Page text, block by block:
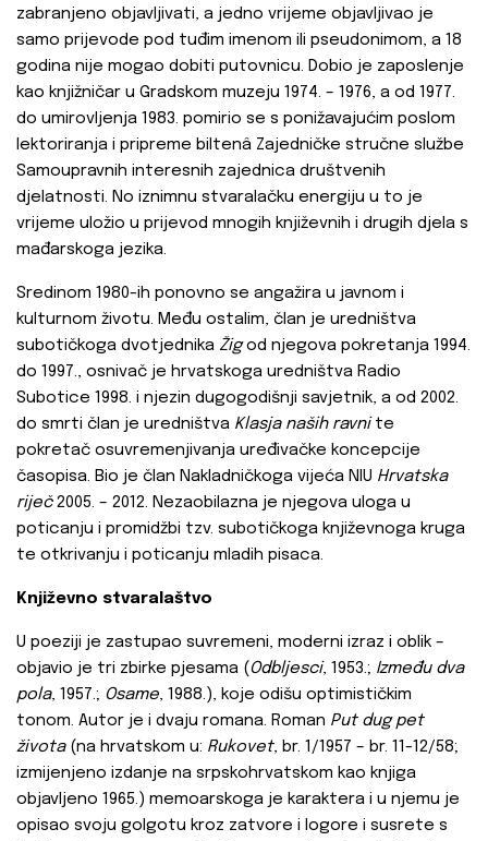
zabranjeno objavljivati, a jedno vrijeme objavljivao je
samo prijevode pod tuđim imenom ili pseudonimom, a 18
godina nije mogao dobiti putovnicu. Dobio je zaposlenje
kao knjižničar u Gradskom muzeju 1974. – 1976, a od 1977.
do umirovljenja 1983. pomirio se s ponižavajućim poslom
lektoriranja i pripreme biltenâ Zajedničke stručne službe
Samoupravnih interesnih zajednica društvenih
djelatnosti. No iznimnu stvaralačku energiju u to je
vrijeme uložio u prijevod mnogih književnih i drugih djela s
mađarskoga jezika.
Sredinom 1980-ih ponovno se angažira u javnom i
kulturnom životu. Među ostalim, član je uredništva
subotičkoga dvotjednika Žigod njegova pokretanja 1994.
do 1997., osnivač je hrvatskoga uredništva Radio
Subotice 1998. i njezin dugogodišnji savjetnik, a od 2002.
do smrti član je uredništva Klasja naših ravni te
pokretač osuvremenjivanja uređivačke koncepcije
časopisa. Bio je član Nakladničkoga vijeća NIU Hrvatska
riječ2005. – 2012. Nezaobilazna je njegova uloga u
poticanju i promidžbi tzv. subotičkoga književnoga kruga
te otkrivanju i poticanju mladih pisaca.
Književno stvaralaštvo
U poeziji je zastupao suvremeni, moderni izraz i oblik –
objavio je tri zbirke pjesama (Odbljesci, 1953.; Između dva
pola, 1957.; Osame, 1988.), koje odišu optimističkim
tonom. Autor je i dvaju romana. Roman Put dug pet
života (na hrvatskom u: Rukovet, br. 1/1957 – br. 11-12/58;
izmijenjeno izdanje na srpskohrvatskom kao knjiga
objavljeno 1965.) memoarskoga je karaktera i u njemu je
opisao svoju golgotu kroz zatvore i logore i susrete s